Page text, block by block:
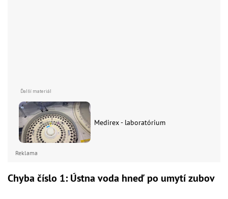
Medirex - laboratórium
Reklama
Chyba číslo 1: Ústna voda hneď po umytí zubov